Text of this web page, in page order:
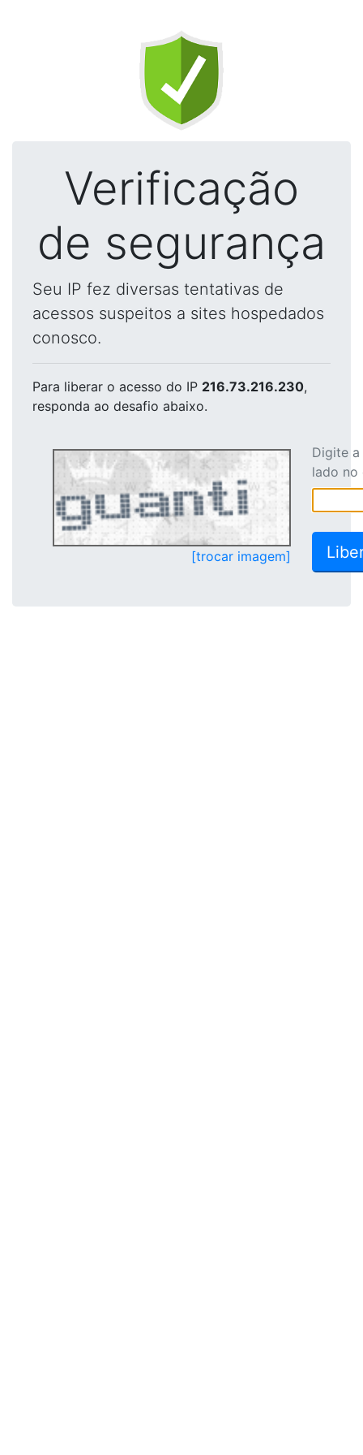
Verificação
de segurança
Seu IP fez diversas tentativas de
acessos suspeitos a sites hospedados
conosco.
Para liberar o acesso do IP 216.73.216.230,
responda ao desafio abaixo.
[trocar imagem]
Digite
lado no